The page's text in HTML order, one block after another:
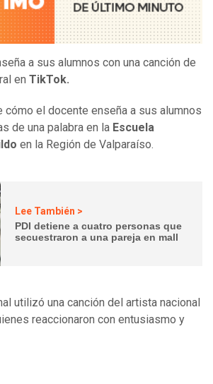
a sus alumnos con una canción de
en TikTok.
cómo el docente enseña a sus alumnos
de una palabra en la Escuela
en la Región de Valparaíso.
Lee También >
PDI detiene a cuatro personas que
secuestraron a una pareja en mall
utilizó una canción del artista nacional
reaccionaron con entusiasmo y